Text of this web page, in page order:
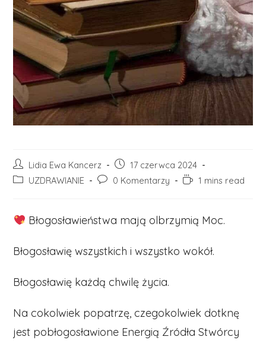
Post
author:
Lidia Ewa Kancerz
Post
published:
17 czerwca 2024
PostUZDRAWIANIE
Post0 Komentarzy
Reading1 mins read
Błogosławieństwa mają olbrzymią Moc.
Błogosławię wszystkich i wszystko wokół.
Błogosławię każdą chwilę życia.
Na cokolwiek popatrzę, czegokolwiek dotknę
jest pobłogosławione Energią Źródła Stwórcy